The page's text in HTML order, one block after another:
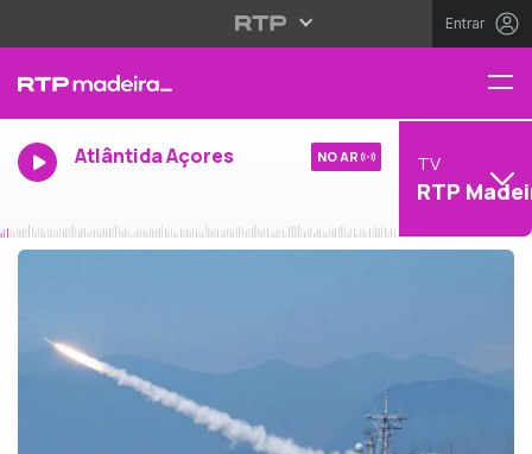
Entrar
Atlântida Açores NO AR TV
RTP